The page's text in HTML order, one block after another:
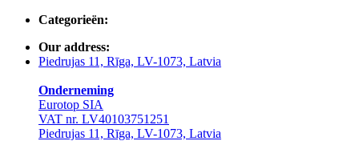
Categorieën:
Our address:
Piedrujas 11, Rīga, LV-1073, Latvia
Onderneming
Eurotop SIA
VAT nr. LV40103751251
Piedrujas 11, Rīga, LV-1073, Latvia